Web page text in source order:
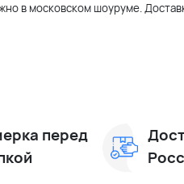
в московском шоуруме.
перед